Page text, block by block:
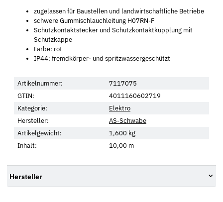
zugelassen für Baustellen und landwirtschaftliche Betriebe
schwere Gummischlauchleitung H07RN-F
Schutzkontaktstecker und Schutzkontaktkupplung mit
Schutzkappe
Farbe: rot
IP44: fremdkörper- und spritzwassergeschützt
Artikelnummer:
7117075
GTIN:
4011160602719
Kategorie:
Elektro
Hersteller:
AS-Schwabe
Artikelgewicht:
1,600 kg
Inhalt:
10,00 m
Hersteller